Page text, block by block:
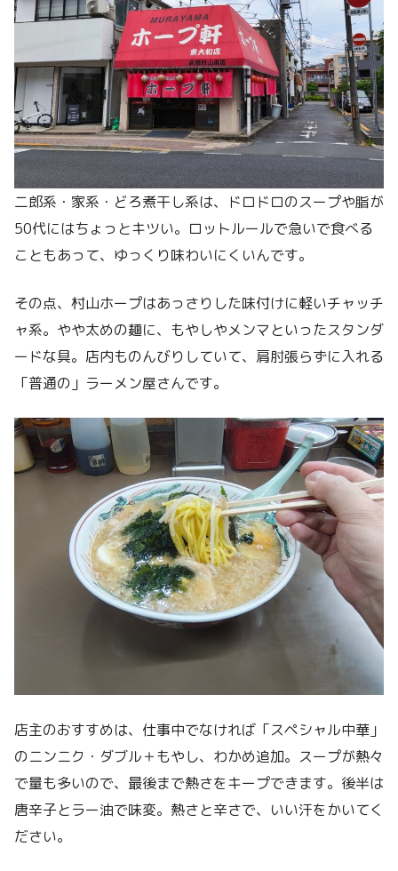
二郎系・家系・どろ煮干し系は、ドロドロのスープや脂が
50代にはちょっとキツい。ロットルールで急いで食べる
こともあって、ゆっくり味わいにくいんです。
その点、村山ホープはあっさりした味付けに軽いチャッチ
ャ系。やや太めの麺に、もやしやメンマといったスタンダ
ードな具。店内ものんびりしていて、肩肘張らずに入れる
「普通の」ラーメン屋さんです。
店主のおすすめは、仕事中でなければ「スペシャル中華」
のニンニク・ダブル＋もやし、わかめ追加。スープが熱々
で量も多いので、最後まで熱さをキープできます。後半は
唐辛子とラー油で味変。熱さと辛さで、いい汗をかいてく
ださい。